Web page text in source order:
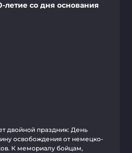
летие со дня основания
двойной праздник: День
освобождения от немецко-
К мемориалу бойцам,